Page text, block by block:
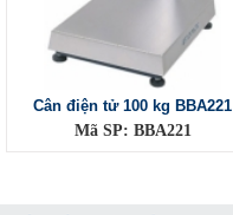
Cân điện tử 100 kg BBA221
Mã SP: BBA221